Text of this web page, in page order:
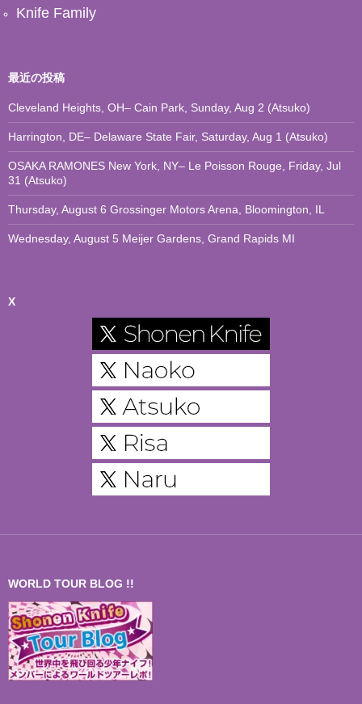
Knife Family
最近の投稿
Cleveland Heights, OH– Cain Park, Sunday, Aug 2 (Atsuko)
Harrington, DE– Delaware State Fair, Saturday, Aug 1 (Atsuko)
OSAKA RAMONES New York, NY– Le Poisson Rouge, Friday, Jul
31 (Atsuko)
Thursday, August 6 Grossinger Motors Arena, Bloomington, IL
Wednesday, August 5 Meijer Gardens, Grand Rapids MI
X
WORLD TOUR BLOG !!